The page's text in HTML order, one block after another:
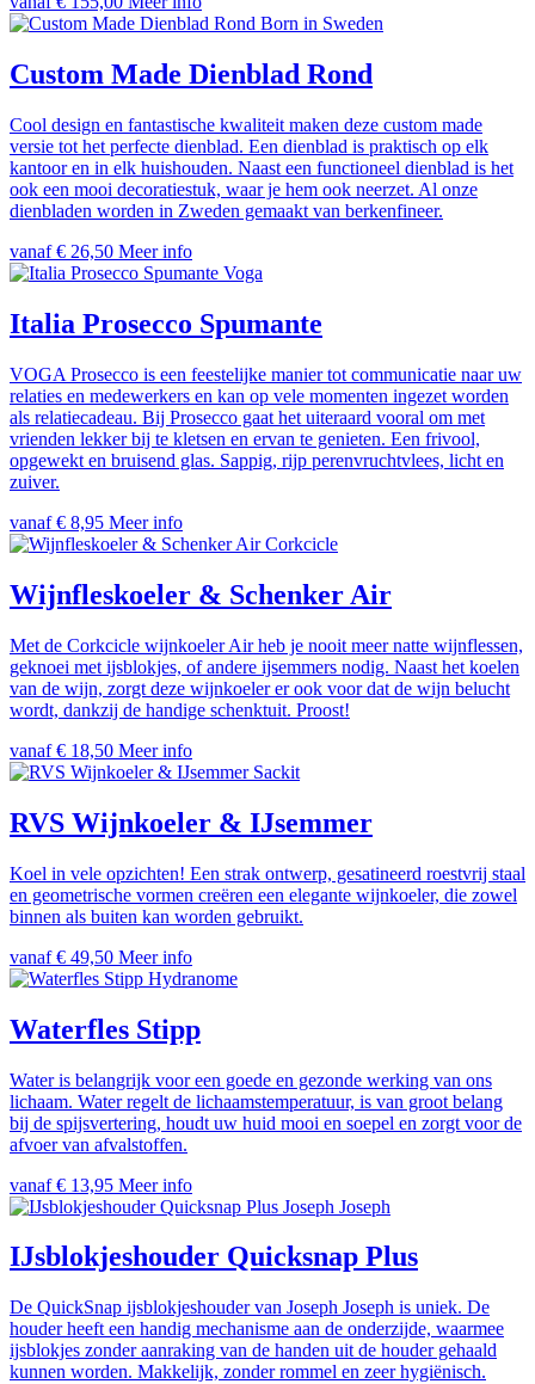
Born in Sweden
Custom Made Dienblad Rond
Cool design en fantastische kwaliteit maken deze custom made
versie tot het perfecte dienblad. Een dienblad is praktisch op elk
kantoor en in elk huishouden. Naast een functioneel dienblad is het
ook een mooi decoratiestuk, waar je hem ook neerzet. Al onze
dienbladen worden in Zweden gemaakt van berkenfineer.
vanaf € 26,50 Meer info
Voga
Italia Prosecco Spumante
VOGA Prosecco is een feestelijke manier tot communicatie naar uw
relaties en medewerkers en kan op vele momenten ingezet worden
als relatiecadeau. Bij Prosecco gaat het uiteraard vooral om met
vrienden lekker bij te kletsen en ervan te genieten. Een frivool,
opgewekt en bruisend glas. Sappig, rijp perenvruchtvlees, licht en
zuiver.
vanaf € 8,95 Meer info
Corkcicle
Wijnfleskoeler & Schenker Air
Met de Corkcicle wijnkoeler Air heb je nooit meer natte wijnflessen,
geknoei met ijsblokjes, of andere ijsemmers nodig. Naast het koelen
van de wijn, zorgt deze wijnkoeler er ook voor dat de wijn belucht
wordt, dankzij de handige schenktuit. Proost!
vanaf € 18,50 Meer info
Sackit
RVS Wijnkoeler & IJsemmer
Koel in vele opzichten! Een strak ontwerp, gesatineerd roestvrij staal
en geometrische vormen creëren een elegante wijnkoeler, die zowel
binnen als buiten kan worden gebruikt.
vanaf € 49,50 Meer info
Hydranome
Waterfles Stipp
Water is belangrijk voor een goede en gezonde werking van ons
lichaam. Water regelt de lichaamstemperatuur, is van groot belang
bij de spijsvertering, houdt uw huid mooi en soepel en zorgt voor de
afvoer van afvalstoffen.
vanaf € 13,95 Meer info
Joseph Joseph
IJsblokjeshouder Quicksnap Plus
De QuickSnap ijsblokjeshouder van Joseph Joseph is uniek. De
houder heeft een handig mechanisme aan de onderzijde, waarmee
ijsblokjes zonder aanraking van de handen uit de houder gehaald
kunnen worden. Makkelijk, zonder rommel en zeer hygiënisch.